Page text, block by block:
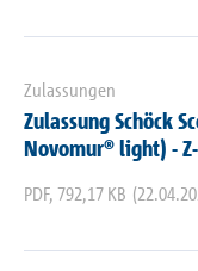
Zulassungen
Zulassung Schöck
Novomur® light) -
PDF, 792,17 KB